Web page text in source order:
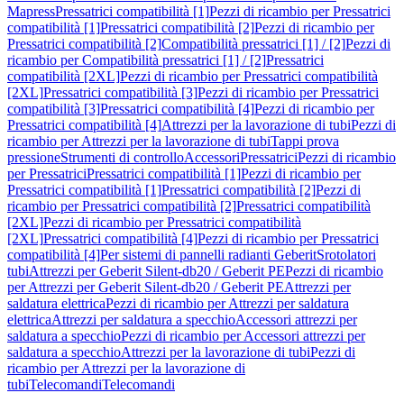
MapressPressatrici compatibilità [1]Pezzi di ricambio per Pressatrici
compatibilità [1]Pressatrici compatibilità [2]Pezzi di ricambio per
Pressatrici compatibilità [2]Compatibilità pressatrici [1] / [2]Pezzi di
ricambio per Compatibilità pressatrici [1] / [2]Pressatrici
compatibilità [2XL]Pezzi di ricambio per Pressatrici compatibilità
[2XL]Pressatrici compatibilità [3]Pezzi di ricambio per Pressatrici
compatibilità [3]Pressatrici compatibilità [4]Pezzi di ricambio per
Pressatrici compatibilità [4]Attrezzi per la lavorazione di tubiPezzi di
ricambio per Attrezzi per la lavorazione di tubiTappi prova
pressioneStrumenti di controlloAccessoriPressatriciPezzi di ricambio
per PressatriciPressatrici compatibilità [1]Pezzi di ricambio per
Pressatrici compatibilità [1]Pressatrici compatibilità [2]Pezzi di
ricambio per Pressatrici compatibilità [2]Pressatrici compatibilità
[2XL]Pezzi di ricambio per Pressatrici compatibilità
[2XL]Pressatrici compatibilità [4]Pezzi di ricambio per Pressatrici
compatibilità [4]Per sistemi di pannelli radianti GeberitSrotolatori
tubiAttrezzi per Geberit Silent-db20 / Geberit PEPezzi di ricambio
per Attrezzi per Geberit Silent-db20 / Geberit PEAttrezzi per
saldatura elettricaPezzi di ricambio per Attrezzi per saldatura
elettricaAttrezzi per saldatura a specchioAccessori attrezzi per
saldatura a specchioPezzi di ricambio per Accessori attrezzi per
saldatura a specchioAttrezzi per la lavorazione di tubiPezzi di
ricambio per Attrezzi per la lavorazione di
tubiTelecomandiTelecomandi